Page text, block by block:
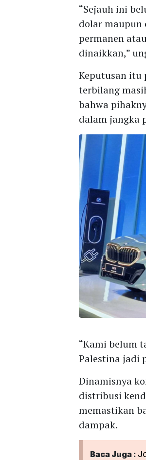
“Sejauh ini
dolar maupun
permanen
dinaikkan,”
Keputusan itu
terbilang
bahwa
dalam jangka
“Kami belum
Palestina jadi
Dinamisnya
distribusi
memastikan
dampak.
Baca Juga :